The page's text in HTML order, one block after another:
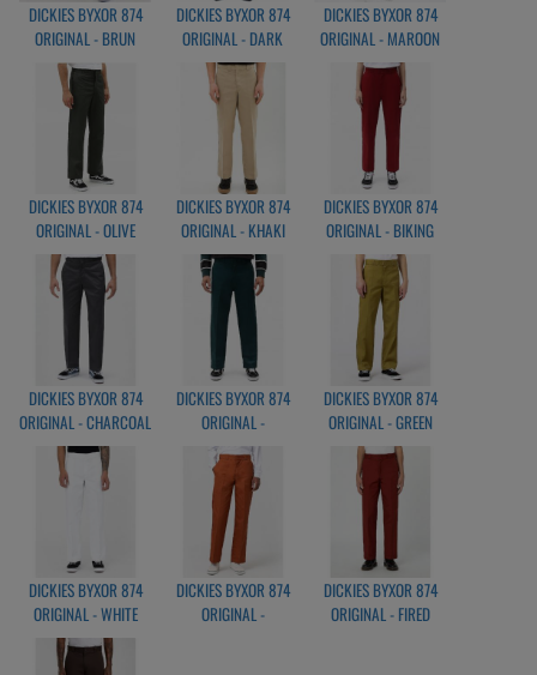
DICKIES BYXOR 874
ORIGINAL - BRUN
DICKIES BYXOR 874
ORIGINAL - DARK
NAVY
DICKIES BYXOR 874
ORIGINAL - MAROON
DICKIES BYXOR 874
ORIGINAL - OLIVE
GREEN
DICKIES BYXOR 874
ORIGINAL - KHAKI
DICKIES BYXOR 874
ORIGINAL - BIKING
RED
DICKIES BYXOR 874
ORIGINAL - CHARCOAL
GREY
DICKIES BYXOR 874
ORIGINAL -
PONDEROSA PINE
DICKIES BYXOR 874
ORIGINAL - GREEN
MOSS
DICKIES BYXOR 874
ORIGINAL - WHITE
DICKIES BYXOR 874
ORIGINAL -
DICKIES BYXOR 874
ORIGINAL - FIRED